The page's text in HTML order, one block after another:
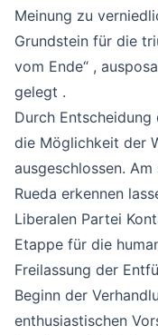
Meinung zu
Grundstein für die
vom Ende“ ,
gelegt .
Durch
die Möglichkeit der
ausgeschlossen.
Rueda erkennen
Liberalen Partei
Etappe für die
Freilassung der
Beginn der
enthusiastischen